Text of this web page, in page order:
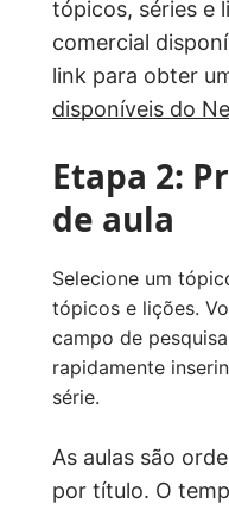
tópicos, séries e
comercial
link para obter
disponíveis do
Etapa 2:
de aula
Selecione um
tópicos e lições.
campo de
rapidamente
série.
As aulas são
por título. O